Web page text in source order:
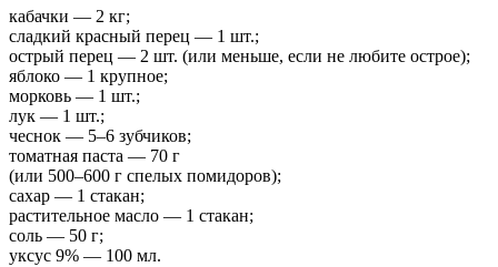
кабачки — 2 кг;
сладкий красный перец — 1 шт.;
острый перец — 2 шт. (или меньше, если не любите острое);
яблоко — 1 крупное;
морковь — 1 шт.;
лук — 1 шт.;
чеснок — 5–6 зубчиков;
томатная паста — 70 г
(или 500–600 г спелых помидоров);
сахар — 1 стакан;
растительное масло — 1 стакан;
соль — 50 г;
уксус 9% — 100 мл.